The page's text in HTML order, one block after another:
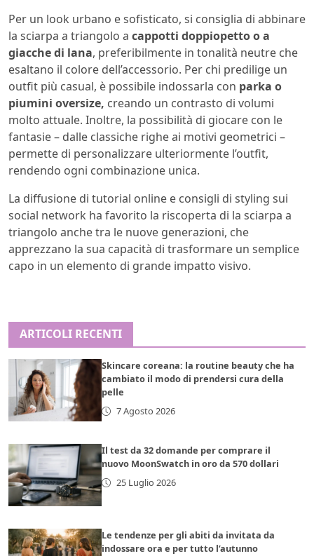
Per un look urbano e sofisticato, si consiglia di abbinare
la sciarpa a triangolo a cappotti doppiopetto o a
giacche di lana, preferibilmente in tonalità neutre che
esaltano il colore dell’accessorio. Per chi predilige un
outfit più casual, è possibile indossarla con parka o
piumini oversize, creando un contrasto di volumi
molto attuale. Inoltre, la possibilità di giocare con le
fantasie – dalle classiche righe ai motivi geometrici –
permette di personalizzare ulteriormente l’outfit,
rendendo ogni combinazione unica.
La diffusione di tutorial online e consigli di styling sui
social network ha favorito la riscoperta di la sciarpa a
triangolo anche tra le nuove generazioni, che
apprezzano la sua capacità di trasformare un semplice
capo in un elemento di grande impatto visivo.
ARTICOLI RECENTI
Skincare coreana: la routine beauty che ha
cambiato il modo di prendersi cura della
pelle
7 Agosto 2026
Il test da 32 domande per comprare il
nuovo MoonSwatch in oro da 570 dollari
25 Luglio 2026
Le tendenze per gli abiti da invitata da
indossare ora e per tutto l’autunno